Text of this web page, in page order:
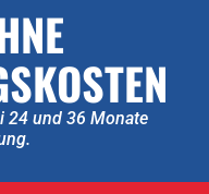
24 und 36 Monate